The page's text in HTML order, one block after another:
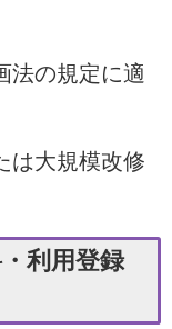
法の規定に適
は大規模改修
利用登録